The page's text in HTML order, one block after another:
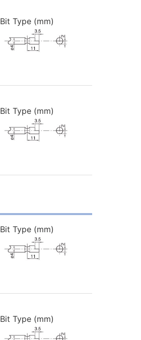
Bit Type (mm)
Bit Type (mm)
Bit Type (mm)
Bit Type (mm)